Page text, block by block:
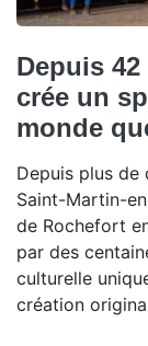
Depuis
crée un
monde
Depuis plus de
Saint-Martin-
de Rochefort
par des
culturelle
création